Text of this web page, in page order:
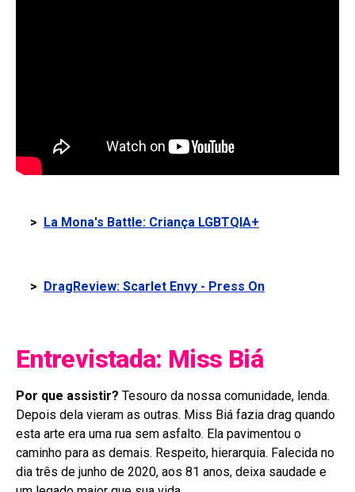
> La Mona's Battle: Criança LGBTQIA+
> DragReview: Scarlet Envy - Press On
Entrevistada: Miss Biá
Por que assistir? Tesouro da nossa comunidade, lenda.
Depois dela vieram as outras. Miss Biá fazia drag quando
esta arte era uma rua sem asfalto. Ela pavimentou o
caminho para as demais. Respeito, hierarquia. Falecida no
dia três de junho de 2020, aos 81 anos, deixa saudade e